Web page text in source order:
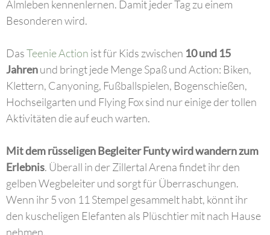
Almleben kennenlernen. Damit jeder Tag zu einem
Besonderen wird.
DasTeenie Action ist für Kids zwischen 10 und 15
Jahrenund bringt jede Menge Spaß und Action: Biken,
Klettern, Canyoning, Fußballspielen, Bogenschießen,
Hochseilgarten und Flying Fox sind nur einige der tollen
Aktivitäten die auf euch warten.
Mit dem rüsseligen Begleiter Funty wirdwandern zum
Erlebnis. Überall in der Zillertal Arena findet ihr den
gelben Wegbeleiter und sorgt für Überraschungen.
Wenn ihr 5 von 11 Stempel gesammelt habt, könnt ihr
den kuscheligen Elefanten als Plüschtier mit nach Hause
nehmen.